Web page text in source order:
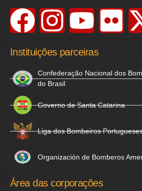
Instituições parceiras
Confederação Nacional dos
do Brasil
Governo de Santa Catarina
Liga dos Bombeiros
Organización de Bomberos
Área das corporações